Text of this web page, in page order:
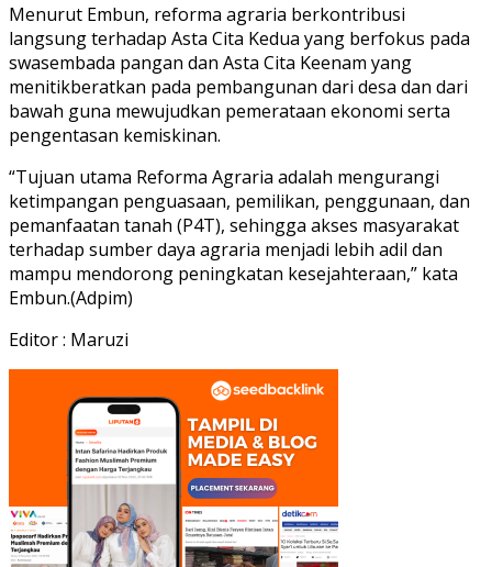
Menurut Embun, reforma agraria berkontribusi
langsung terhadap Asta Cita Kedua yang berfokus pada
swasembada pangan dan Asta Cita Keenam yang
menitikberatkan pada pembangunan dari desa dan dari
bawah guna mewujudkan pemerataan ekonomi serta
pengentasan kemiskinan.
“Tujuan utama Reforma Agraria adalah mengurangi
ketimpangan penguasaan, pemilikan, penggunaan, dan
pemanfaatan tanah (P4T), sehingga akses masyarakat
terhadap sumber daya agraria menjadi lebih adil dan
mampu mendorong peningkatan kesejahteraan,” kata
Embun.(Adpim)
Editor : Maruzi